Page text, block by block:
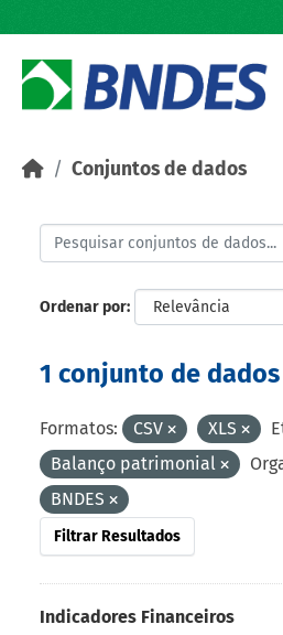
Conjuntos de dados
Ordenar por
1 conjunto de
Formatos: CSV XLS
Balanço patrimonial
BNDES
Filtrar Resultados
Indicadores Financeiros